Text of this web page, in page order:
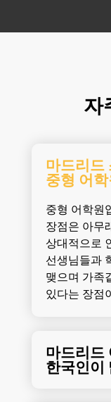
자
마드리드
중형 어
중형 어학원
장점은 아무
상대적으로
선생님들과
맺으며 가족
있다는 장점
마드리드
한국인이